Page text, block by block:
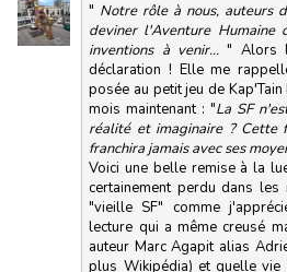
" Notre rôle à nous, auteurs
deviner l'Aventure Humaine
inventions à venir... " Alors
déclaration ! Elle me
posée au petit jeu de
mois maintenant : "La SF
réalité et imaginaire ? Cette
franchira jamais avec ses
Voici une belle remise à la
certainement perdu dans
"vieille SF" comme
lecture qui a même creusé
auteur Marc Agapit alias
plus Wikipédia) et quelle